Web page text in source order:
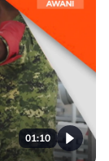
01:10